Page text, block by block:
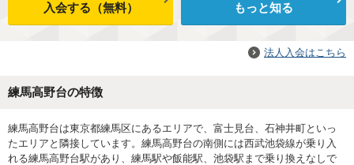
入会する（無料） もっと知る
法人入会はこちら
練馬高野台の特徴
練馬高野台は東京都練馬区にあるエリアで、富士見台、石神井町といっ
たエリアと隣接しています。練馬高野台の南側には西武池袋線が乗り入
れる練馬高野台駅があり、練馬駅や飯能駅、池袋駅まで乗り換えなしで